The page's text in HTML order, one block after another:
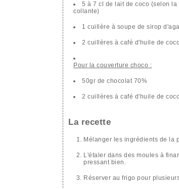
5 à 7 cl de lait de coco (selon
collante)
1 cuillère à soupe de sirop
2 cuillères à café d'huile de
Pour la couverture choco :
50gr de chocolat 70%
2 cuillères à café d'huile de
La recette
Mélanger les ingrédients de la
L'étaler dans des moules à
pressant bien.
Réserver au frigo pour